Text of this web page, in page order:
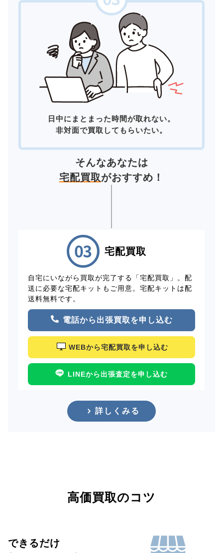
日中にまとまった時間が取れない。
非対面で買取してもらいたい。
そんなあなたは
宅配買取がおすすめ！
宅配買取
自宅にいながら買取が完了する「宅配買取」。配
送に必要な宅配キットもご用意。宅配キットは配
送料無料です。
電話から出張買取を申し込む
WEBから宅配買取を申し込む
LINEから出張査定を申し込む
詳しくみる
高価買取のコツ
できるだけ